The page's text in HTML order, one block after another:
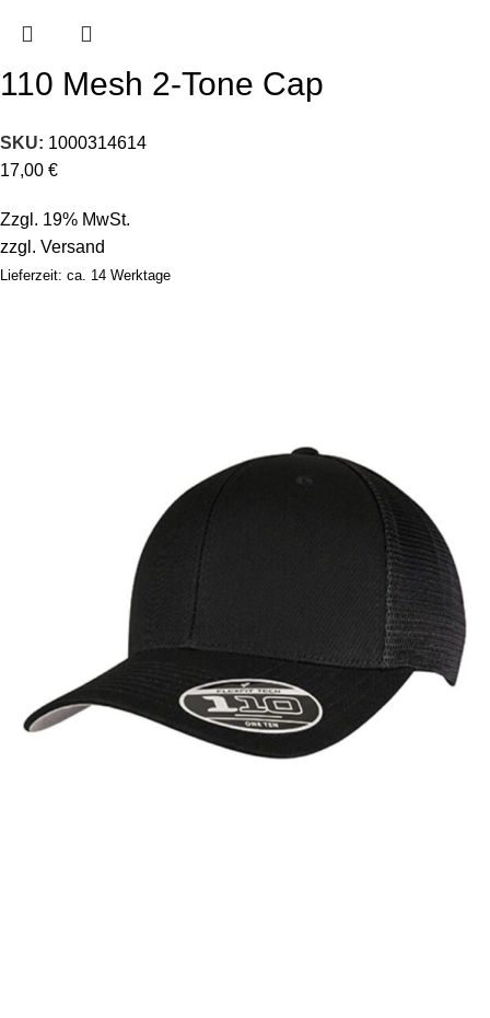
110 Mesh 2-Tone Cap
SKU: 1000314614
17,00 €
Zzgl. 19% MwSt.
zzgl. Versand
Lieferzeit: ca. 14 Werktage